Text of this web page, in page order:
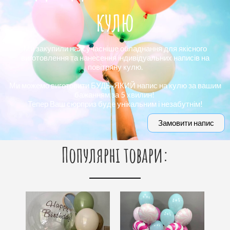
кулю
Ми закупили найсучасніше обладнання для якісного
виготовлення та нанесення індивідуальних написів на
повітряну кулю.
Ми можемо виготовити БУДЬ-ЯКИЙ напис на кулю за вашим
бажанням за 5 хвилин!
Тепер Ваш сюрприз буде унікальним і незабутнім!
Замовити напис
Популярні товари: